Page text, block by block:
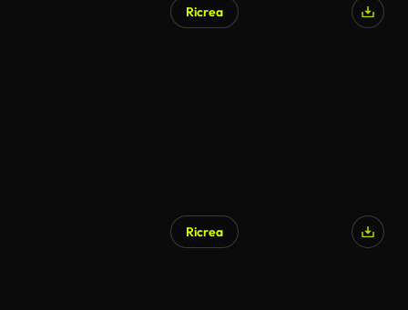
Ricrea
Ricrea